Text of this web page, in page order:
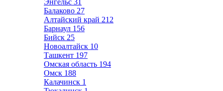
Энгельс 31
Балаково 27
Алтайский край 212
Барнаул 156
Бийск 25
Новоалтайск 10
Ташкент 197
Омская область 194
Омск 188
Калачинск 1